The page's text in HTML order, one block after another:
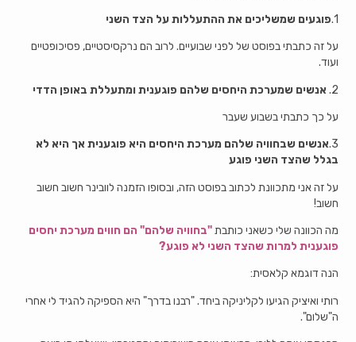
1. פוגעים שמשליכים את ההתעללות על הצד השני
על זה כתבתי בפוסט של לפני שבועיים. לרוב הם נרקסיסטיים, פסיכופטיים
ועוד.
2. אנשים שמערכת היחסים שלהם פוגענית ומתעללת באופן הדדי
על כך כתבתי בשבוע שעבר
3. אנשים שבחוויה שלהם מערכת היחסים היא פוגענית אך היא לא
בגלל שהצד השני פוגע
על זה אני מתכוונת לכתוב בפוסט הזה, ובסופו הזמנה לוובינר חשוב חשוב
חשוב!
מה הכוונה שלי כשאני כותבת"בחוויה שלהם" הם חווים מערכת יחסים
פוגענית למרות שהצד השני לא פוגע?
הנה דוגמא קלאסית:
רותי ואיציק הגיעו לקליניקה ביחד. "רבנו בדרך" היא הספיקה להגיד לי אחרי
ה"שלום".